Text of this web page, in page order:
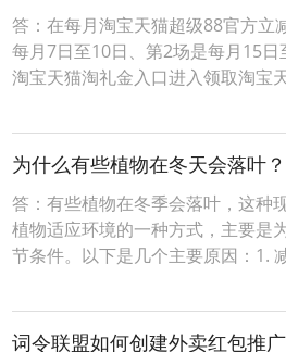
答：在每月淘宝天猫超级88官方立
每月7日至10日、第2场是每月15
淘宝天猫淘礼金入口进入领取淘宝
叠加淘宝天猫超级88官方立减活
猫购物更划算；词令直达口令：淘
到淘礼金天猫淘宝红包优惠券优惠
词令 」APP，输入口令“ 80
为什么有些植物在冬天会落叶？
答：有些植物在冬季会落叶，这种
植物适应环境的一种方式，主要是
节条件。以下是几个主要原因：1.
尤其是寒冷地区，土壤可能会结
吸收水分。通过落叶，植物可以减
发，从而保存体内有限的水分。2.
词令联盟如何创建外卖红包推